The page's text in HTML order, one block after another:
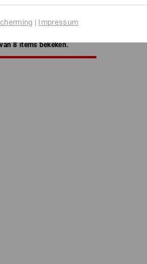
(incl. BTW) v.a. 4 pakken
8 items bekeken.
| Impressum